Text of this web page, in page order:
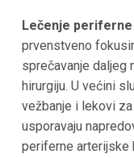
Lečenje
prvenstveno
sprečavanje daljeg
hirurgiju. U većini
vežbanje i lekovi
usporavaju
periferne arterijske